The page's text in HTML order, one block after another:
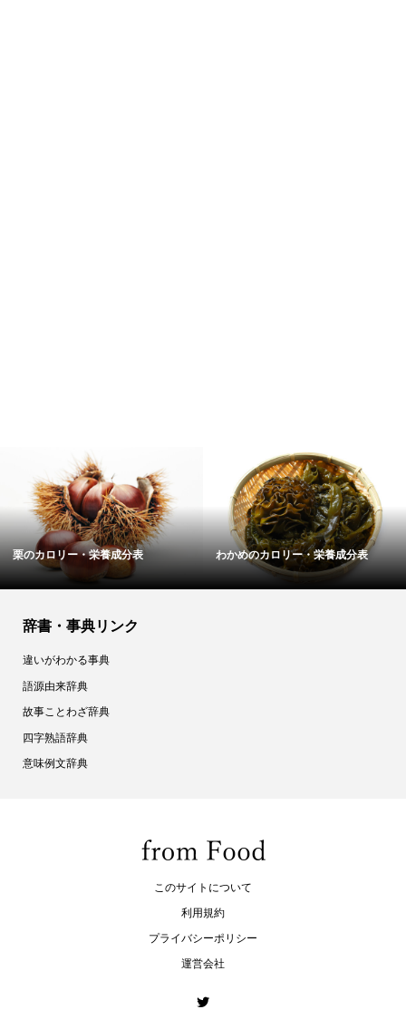
栗のカロリー・栄養成分表 わかめのカロリー・栄養成分表
辞書・事典リンク
違いがわかる事典
語源由来辞典
故事ことわざ辞典
四字熟語辞典
意味例文辞典
このサイトについて
利用規約
プライバシーポリシー
運営会社